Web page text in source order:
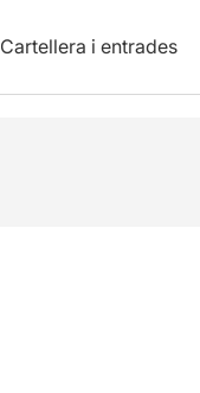
Cartellera i entrades